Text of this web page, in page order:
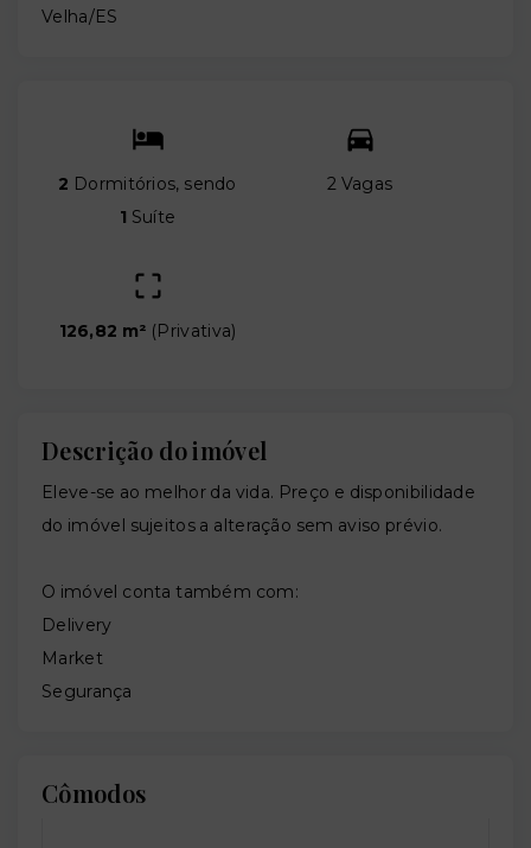
Velha/ES
2 Dormitórios, sendo
1 Suíte
2 Vagas
126,82 m² (Privativa)
Descrição do imóvel
Eleve-se ao melhor da vida. Preço e disponibilidade
do imóvel sujeitos a alteração sem aviso prévio.
O imóvel conta também com:
Delivery
Market
Segurança
Cômodos